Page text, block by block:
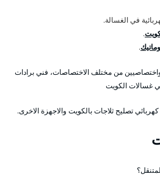
في الغسالة.
.
.
من مختلف الاختصاصات، فني برادات
غسالات الكويت
تصليح ثلاجات بالكويت والاجهزة الاخرى.